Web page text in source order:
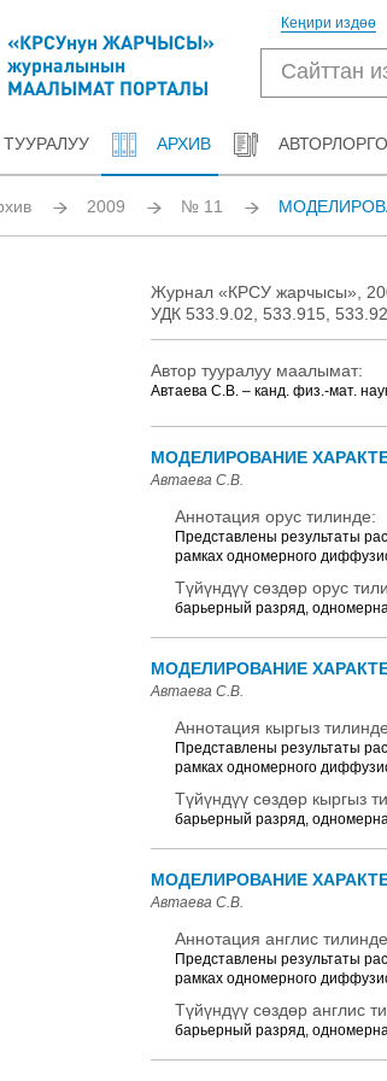
«КРСУнун ЖАРЧЫСЫ»
журналынын
МААЛЫМАТ ПОРТАЛЫ
Кеңири издөө
АРХИВ АВТОРЛОРГО
2009 № 11
Журнал «КРСУ жарчысы»,
УДК 533.9.02, 533.915,
Автор тууралуу маалымат:
Автаева С.В. – канд. физ.-мат.
МОДЕЛИРОВАНИЕ
Автаева С.В.
Аннотация орус тилинде:
Представлены результаты
рамках одномерного
Түйүндүү сөздөр орус
барьерный разряд,
МОДЕЛИРОВАНИЕ
Автаева С.В.
Аннотация кыргыз
Представлены результаты
рамках одномерного
Түйүндүү сөздөр кыргыз
барьерный разряд,
МОДЕЛИРОВАНИЕ
Автаева С.В.
Аннотация англис
Представлены результаты
рамках одномерного
Түйүндүү сөздөр англис
барьерный разряд,